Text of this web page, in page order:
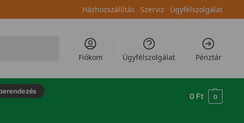
Házhozszállítás Szerviz Ügyfélszolgálat
Fiókom Ügyfélszolgálat Pénztár
0 Ft 0